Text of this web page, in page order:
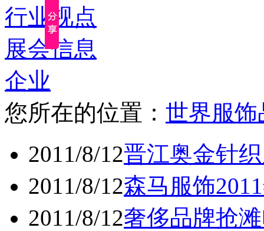
行业视点
展会信息
企业
您所在的位置： 世界服饰
2011/8/12晋江奥金针
2011/8/12森马服饰
2011/8/12奢侈品牌抢